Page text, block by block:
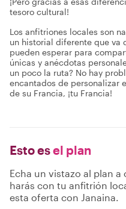
tesoro cultural!
Los anfitriones locales son
un historial diferente que va
pueden esperar para
únicas y anécdotas
un poco la ruta? No hay
encantados de personalizar
de su Francia, ¡tu Francia!
Esto esel plan
Echa un vistazo al plan
harás con tu anfitrión
esta oferta con Janaina.